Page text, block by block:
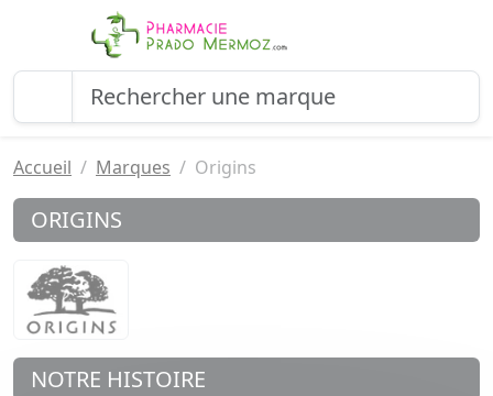
Accueil Marques Origins
ORIGINS
NOTRE HISTOIRE